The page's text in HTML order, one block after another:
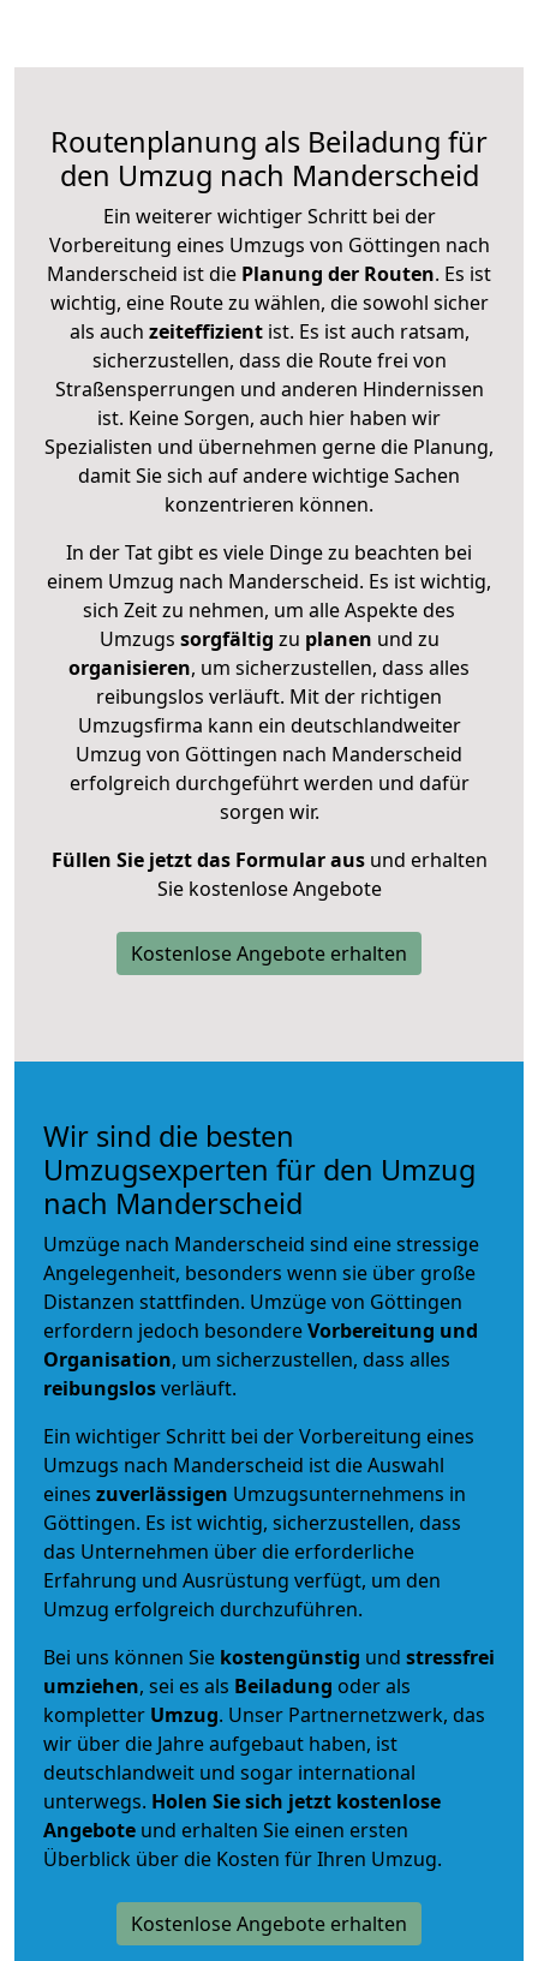
Routenplanung als Beiladung für
den Umzug nach Manderscheid
Ein weiterer wichtiger Schritt bei der
Vorbereitung eines Umzugs von Göttingen nach
Manderscheid ist die Planung der Routen. Es ist
wichtig, eine Route zu wählen, die sowohl sicher
als auch zeiteffizientist. Es ist auch ratsam,
sicherzustellen, dass die Route frei von
Straßensperrungen und anderen Hindernissen
ist. Keine Sorgen, auch hier haben wir
Spezialisten und übernehmen gerne die Planung,
damit Sie sich auf andere wichtige Sachen
konzentrieren können.
In der Tat gibt es viele Dinge zu beachten bei
einem Umzug nach Manderscheid. Es ist wichtig,
sich Zeit zu nehmen, um alle Aspekte des
Umzugs sorgfältig zu planen und zu
organisieren, um sicherzustellen, dass alles
reibungslos verläuft. Mit der richtigen
Umzugsfirma kann ein deutschlandweiter
Umzug von Göttingen nach Manderscheid
erfolgreich durchgeführt werden und dafür
sorgen wir.
Füllen Sie jetzt das Formular ausund erhalten
Sie kostenlose Angebote
Kostenlose Angebote erhalten
Wir sind die besten
Umzugsexperten für den Umzug
nach Manderscheid
Umzüge nach Manderscheid sind eine stressige
Angelegenheit, besonders wenn sie über große
Distanzen stattfinden. Umzüge von Göttingen
erfordern jedoch besondereVorbereitung und
Organisation, um sicherzustellen, dass alles
reibungslosverläuft.
Ein wichtiger Schritt bei der Vorbereitung eines
Umzugs nach Manderscheid ist die Auswahl
eines zuverlässigen Umzugsunternehmens in
Göttingen. Es ist wichtig, sicherzustellen, dass
das Unternehmen über die erforderliche
Erfahrung und Ausrüstung verfügt, um den
Umzug erfolgreich durchzuführen.
Bei uns können Sie kostengünstig und stressfrei
umziehen, sei es als Beiladung oder als
kompletter Umzug. Unser Partnernetzwerk, das
wir über die Jahre aufgebaut haben, ist
deutschlandweit und sogar international
unterwegs. Holen Sie sich jetzt kostenlose
Angebote und erhalten Sie einen ersten
Überblick über die Kosten für Ihren Umzug.
Kostenlose Angebote erhalten